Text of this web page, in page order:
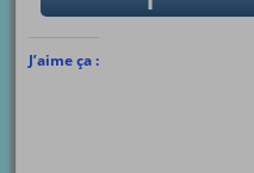
J’aime ça :